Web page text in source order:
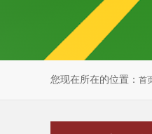
您现在所在的位置： 首